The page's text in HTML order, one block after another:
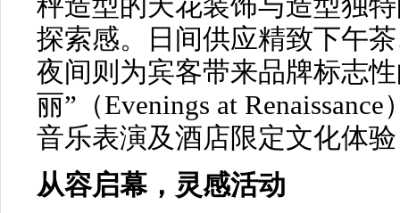
秤造型的天花装饰与造型独
探索感。日间供应精致下午
夜间则为宾客带来品牌标志性
丽”（Evenings at
音乐表演及酒店限定文化体
从容启幕，灵感活动